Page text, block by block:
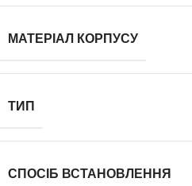
МАТЕРІАЛ КОРПУСУ
ТИП
СПОСІБ ВСТАНОВЛЕННЯ